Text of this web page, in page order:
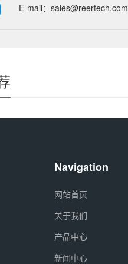
E-mail：sales@reertech.com
Navigation
网站首页
关于我们
产品中心
新闻中心